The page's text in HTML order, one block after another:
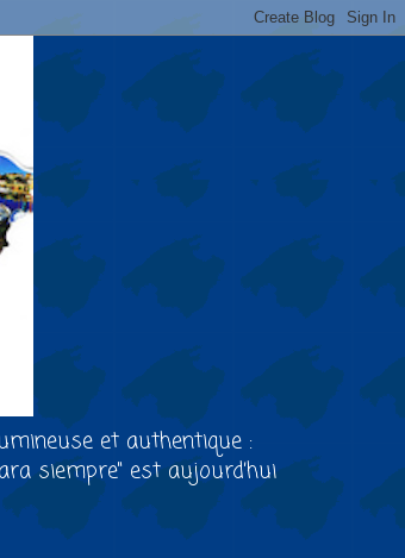
et authentique :
siempre" est aujourd’hui